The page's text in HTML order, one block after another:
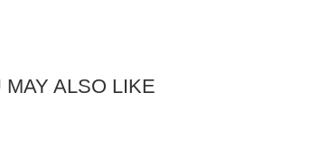
MAY ALSO LIKE